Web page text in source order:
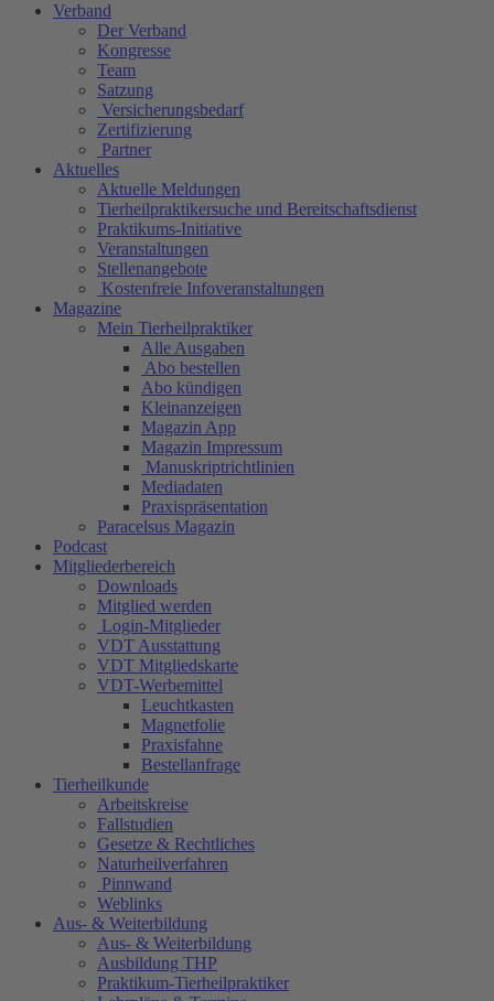
Verband
Der Verband
Kongresse
Team
Satzung
Versicherungsbedarf
Zertifizierung
Partner
Aktuelles
Aktuelle Meldungen
Tierheilpraktikersuche und Bereitschaftsdienst
Praktikums-Initiative
Veranstaltungen
Stellenangebote
Kostenfreie Infoveranstaltungen
Magazine
Mein Tierheilpraktiker
Alle Ausgaben
Abo bestellen
Abo kündigen
Kleinanzeigen
Magazin App
Magazin Impressum
Manuskriptrichtlinien
Mediadaten
Praxispräsentation
Paracelsus Magazin
Podcast
Mitgliederbereich
Downloads
Mitglied werden
Login-Mitglieder
VDT Ausstattung
VDT Mitgliedskarte
VDT-Werbemittel
Leuchtkasten
Magnetfolie
Praxisfahne
Bestellanfrage
Tierheilkunde
Arbeitskreise
Fallstudien
Gesetze & Rechtliches
Naturheilverfahren
Pinnwand
Weblinks
Aus- & Weiterbildung
Aus- & Weiterbildung
Ausbildung THP
Praktikum-Tierheilpraktiker